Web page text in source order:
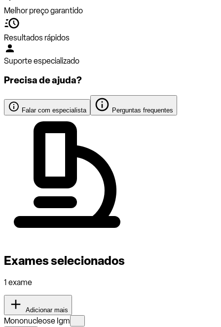
Melhor preço garantido
Resultados rápidos
Suporte especializado
Precisa de ajuda?
Falar com especialista Perguntas frequentes
Exames selecionados
1 exame
Adicionar mais
Mononucleose Igm